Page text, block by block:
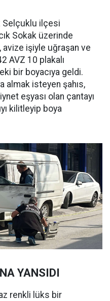
Selçuklu ilçesi
Sokak üzerinde
avize işiyle uğraşan ve
AVZ 10 plakalı
bir boyacıya geldi.
almak isteyen şahıs,
eşyası olan çantayı
kilitleyip boya
YANSIDI
renkli lüks bir